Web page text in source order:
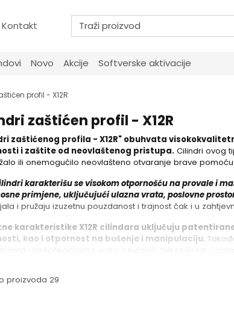
Kontakt
Novo Akcije Softverske aktivacije
profil - X12R
zaštićen profil - X12R
zaštićenog profila - X12R" obuhvata
i zaštite od neovlaštenog pristupa. Cilindri ovog
ili onemogućilo neovlašteno otvaranje brave
karakterišu se visokom otpornošću na provale i
primjene, uključujući ulazna vrata, poslovne
i pružaju izuzetnu pouzdanost i trajnost čak i u
karakteristike X12R cilindara uključuju
kao i otpornost na bušenje i manipulaciju.
proizvoda 29